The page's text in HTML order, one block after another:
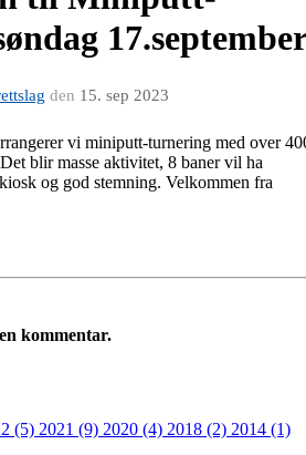
den 15. sep 2023
vi miniputt-turnering med over
blir masse aktivitet, 8 baner vil ha
og god stemning. Velkommen fra
kommentar.
(5) 2021 (9) 2020 (4) 2018 (2) 2014 (1)